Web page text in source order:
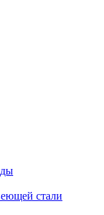
стали